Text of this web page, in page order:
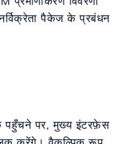
पैकेज के प्रबंधन
पहुँचने पर, मुख्य इंटरफ़ेस